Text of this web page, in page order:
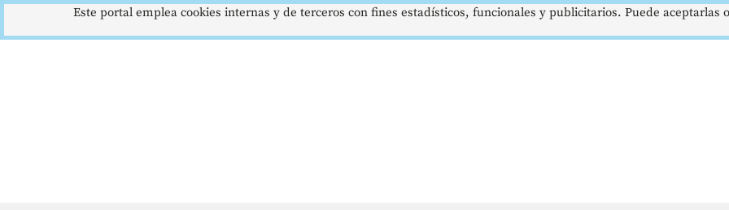
Este portal emplea cookies internas y de terceros con fines estadísticos, funcionales y publicitarios. Puede aceptarlas